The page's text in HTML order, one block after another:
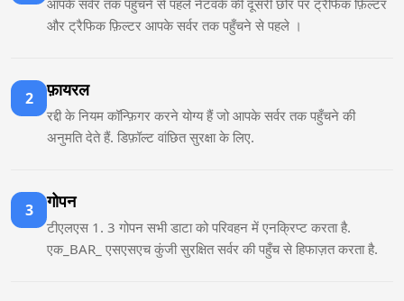
आपके सर्वर तक पहुँचने से पहले नेटवर्क की दूसरी छोर पर ट्रैफिक फ़िल्टर
और ट्रैफिक फ़िल्टर आपके सर्वर तक पहुँचने से पहले ।
2 फ़ायरल
रद्दी के नियम कॉन्फ़िगर करने योग्य हैं जो आपके सर्वर तक पहुँचने की
अनुमति देते हैं. डिफ़ॉल्ट वांछित सुरक्षा के लिए.
3 गोपन
टीएलएस 1. 3 गोपन सभी डाटा को परिवहन में एनक्रिप्ट करता है.
एक_BAR_ एसएसएच कुंजी सुरक्षित सर्वर की पहुँच से हिफाज़त करता है.